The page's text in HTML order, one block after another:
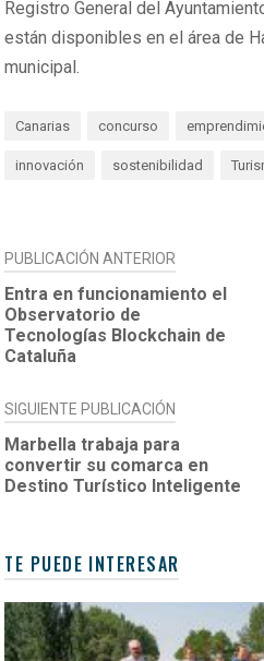
Registro General del
están disponibles en el área de
municipal.
Canarias concurso
innovación sostenibilidad
NAVEGACIÓN
DE
ENTRADAS
PUBLICACIÓN ANTERIOR
Entra en funcionamiento el
Observatorio de
Tecnologías Blockchain de
Cataluña
SIGUIENTE PUBLICACIÓN
Marbella trabaja para
convertir su comarca en
Destino Turístico Inteligente
TE PUEDE INTERESAR